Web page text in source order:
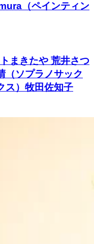
（ペインティン
まきたや 荒井さつ
（ソプラノサック
ス）牧田佐知子